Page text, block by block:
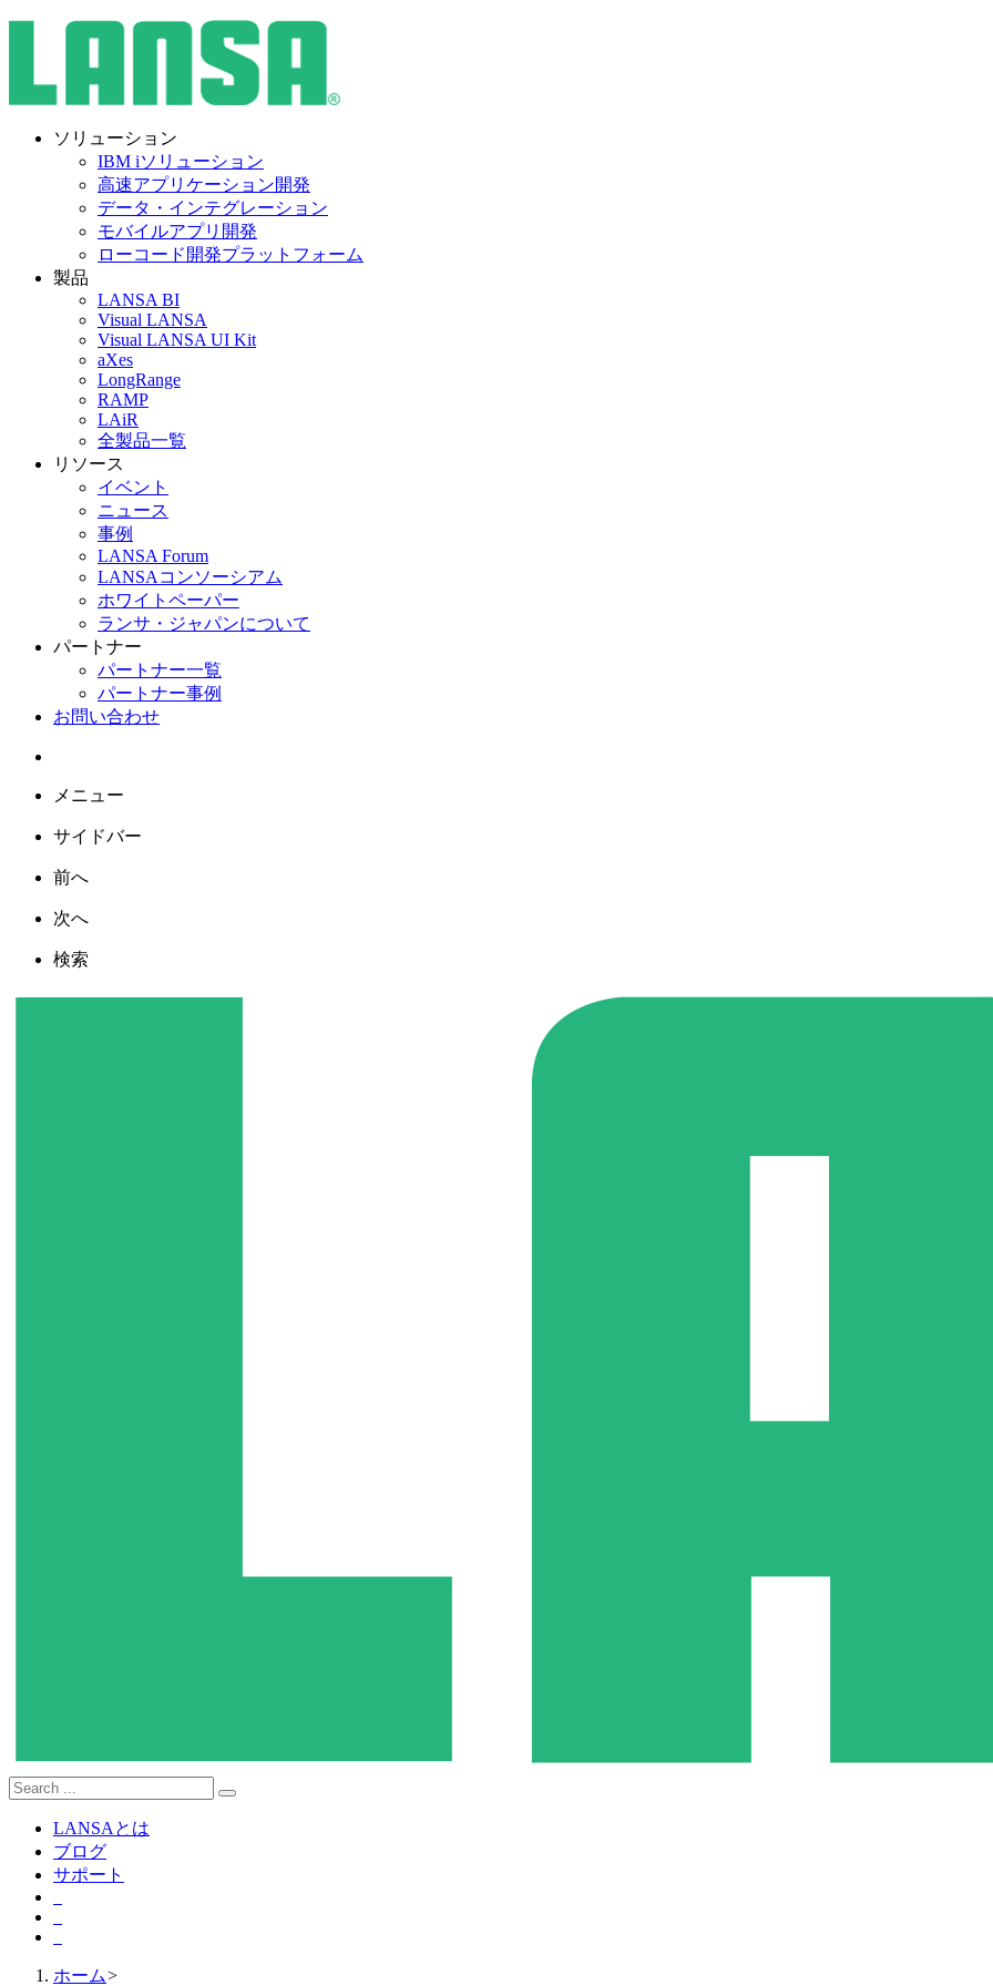
ソリューション
IBM iソリューション
高速アプリケーション開発
データ・インテグレーション
モバイルアプリ開発
ローコード開発プラットフォーム
製品
LANSA BI
Visual LANSA
Visual LANSA UI Kit
aXes
LongRange
RAMP
LAiR
全製品一覧
リソース
イベント
ニュース
事例
LANSA Forum
LANSAコンソーシアム
ホワイトペーパー
ランサ・ジャパンについて
パートナー
パートナー一覧
パートナー事例
お問い合わせ
メニュー
サイドバー
前へ
次へ
検索
LANSAとは
ブログ
サポート
ホーム>